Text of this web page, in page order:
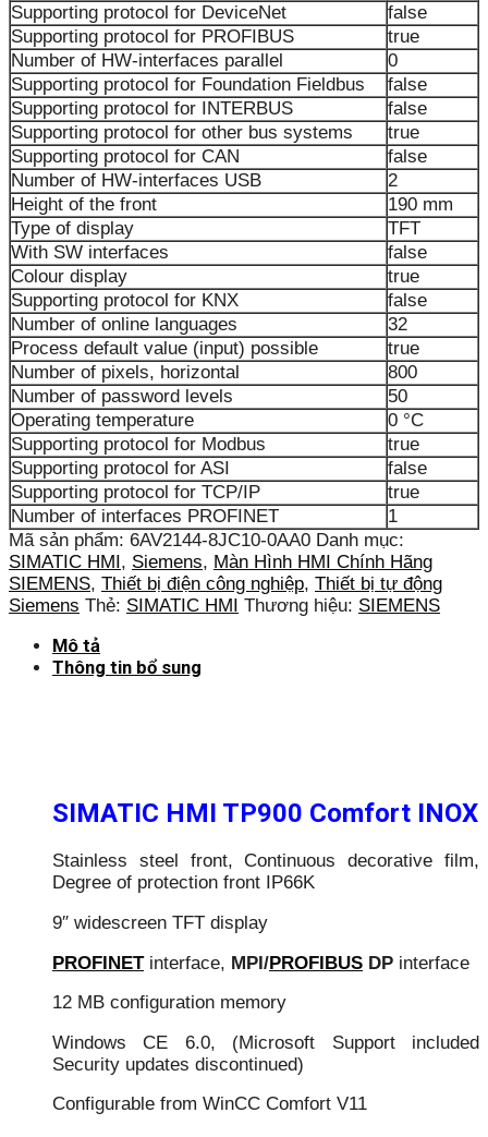
Supporting protocol for DeviceNet
false
Supporting protocol for PROFIBUS
true
Number of HW-interfaces parallel
0
Supporting protocol for Foundation Fieldbus
false
Supporting protocol for INTERBUS
false
Supporting protocol for other bus systems
true
Supporting protocol for CAN
false
Number of HW-interfaces USB
2
Height of the front
190 mm
Type of display
TFT
With SW interfaces
false
Colour display
true
Supporting protocol for KNX
false
Number of online languages
32
Process default value (input) possible
true
Number of pixels, horizontal
800
Number of password levels
50
Operating temperature
0 °C
Supporting protocol for Modbus
true
Supporting protocol for ASI
false
Supporting protocol for TCP/IP
true
Number of interfaces PROFINET
1
Mã sản phẩm: 6AV2144-8JC10-0AA0 Danh mục:
SIMATIC HMI, Siemens, Màn Hình HMI Chính Hãng
SIEMENS, Thiết bị điện công nghiệp, Thiết bị tự động
Siemens Thẻ: SIMATIC HMI Thương hiệu: SIEMENS
Mô tả
Thông tin bổ sung
SIMATIC HMI TP900 Comfort INOX
Stainless steel front, Continuous decorative film,
Degree of protection front IP66K
9″ widescreen TFT display
PROFINETinterface, MPI/PROFIBUS DP interface
12 MB configuration memory
Windows CE 6.0, (Microsoft Support included
Security updates discontinued)
Configurable from WinCC Comfort V11